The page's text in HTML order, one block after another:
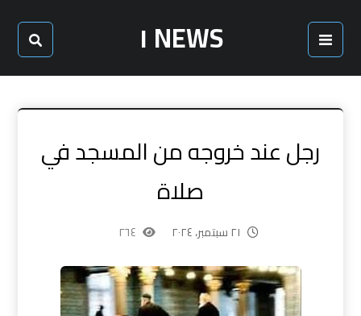
NEWS ١
رجل عند خروجه من المسجد في
صلاة
٢١ سبتمبر، ٢٠٢٤ ٢٦٤